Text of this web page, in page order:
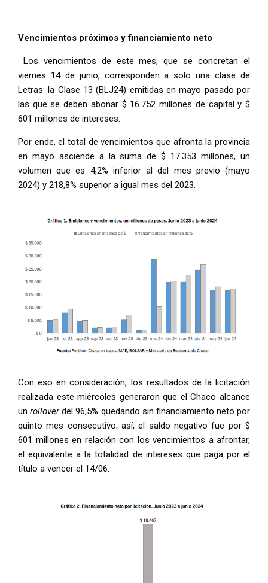
Vencimientos próximos y financiamiento neto
Los vencimientos de este mes, que se concretan el
viernes 14 de junio, corresponden a solo una clase de
Letras: la Clase 13 (BLJ24) emitidas en mayo pasado por
las que se deben abonar $ 16.752 millones de capital y $
601 millones de intereses.
Por ende, el total de vencimientos que afronta la provincia
en mayo asciende a la suma de $ 17.353 millones, un
volumen que es 4,2% inferior al del mes previo (mayo
2024) y 218,8% superior a igual mes del 2023.
Con eso en consideración, los resultados de la licitación
realizada este miércoles generaron que el Chaco alcance
unrolloverdel 96,5% quedando sin financiamiento neto por
quinto mes consecutivo; así, el saldo negativo fue por $
601 millones en relación con los vencimientos a afrontar,
el equivalente a la totalidad de intereses que paga por el
título a vencer el 14/06.